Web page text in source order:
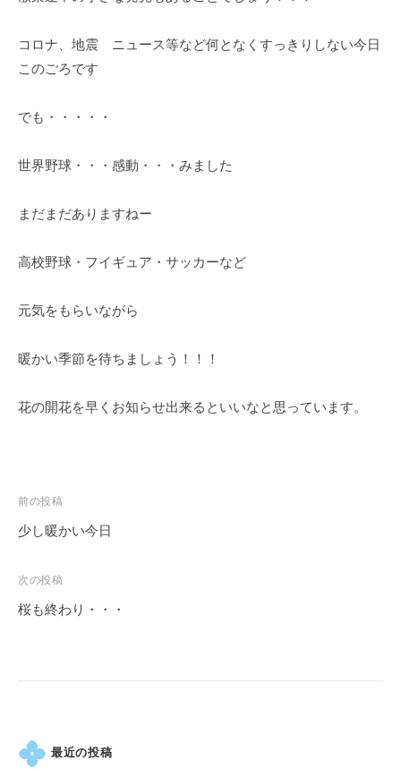
等
、
季
々
美
い
め
す
コロナ、地震 ニュース等など何となくすっきりしない今日
このごろです
でも・・・・・
世界野球・・・感動・・・みました
まだまだありますねー
高校野球・フイギュア・サッカーなど
元気をもらいながら
暖かい季節を待ちましょう！！！
花の開花を早くお知らせ出来るといいなと思っています。
投
稿
ビ
ゲ
前の投稿
少し暖かい今日
次の投稿
桜も終わり・・・
最近の投稿